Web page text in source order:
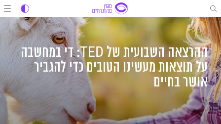
דלג
לתוכן
דלג
לתוכן
דלג
לניווט
ההרצאה השבועית של TED: די במחשבה
על תוצאות מעשינו הטובים כדי להגביר
אושר בחיים